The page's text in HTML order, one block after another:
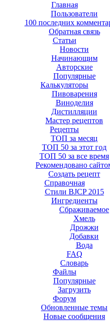
Главная
Пользователи
100 последних
Обратная связь
Статьи
Новости
Начинающим
Авторские
Популярные
Калькуляторы
Пивоварения
Виноделия
Дистилляции
Мастер рецептов
Рецепты
ТОП за месяц
ТОП 50 за этот год
ТОП 50 за все время
Рекомендовано
Создать рецепт
Справочная
Стили BJCP 2015
Ингредиенты
Сбраживаемое
Хмель
Дрожжи
Добавки
Вода
FAQ
Словарь
Файлы
Популярные
Загрузить
Форум
Обновленные темы
Новые сообщения